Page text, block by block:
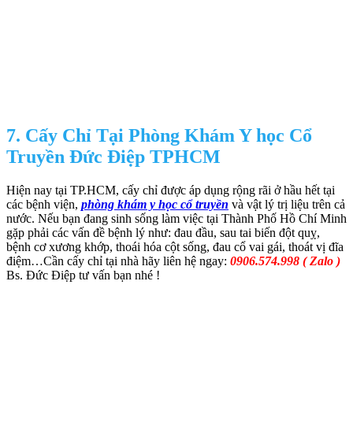
7. Cấy Chỉ Tại Phòng Khám Y học Cổ
Truyền Đức Điệp TPHCM
Hiện nay tại TP.HCM, cấy chỉ được áp dụng rộng rãi ở hầu hết tại
các bệnh viện, phòng khám y học cổ truyền và vật lý trị liệu trên cả
nước. Nếu bạn đang sinh sống làm việc tại Thành Phố Hồ Chí Minh
gặp phải các vấn đề bệnh lý như: đau đầu, sau tai biến đột quỵ,
bệnh cơ xương khớp, thoái hóa cột sống, đau cổ vai gái, thoát vị đĩa
điệm…Cần cấy chỉ tại nhà hãy liên hệ ngay: 0906.574.998 ( Zalo )
Bs. Đức Điệp tư vấn bạn nhé !